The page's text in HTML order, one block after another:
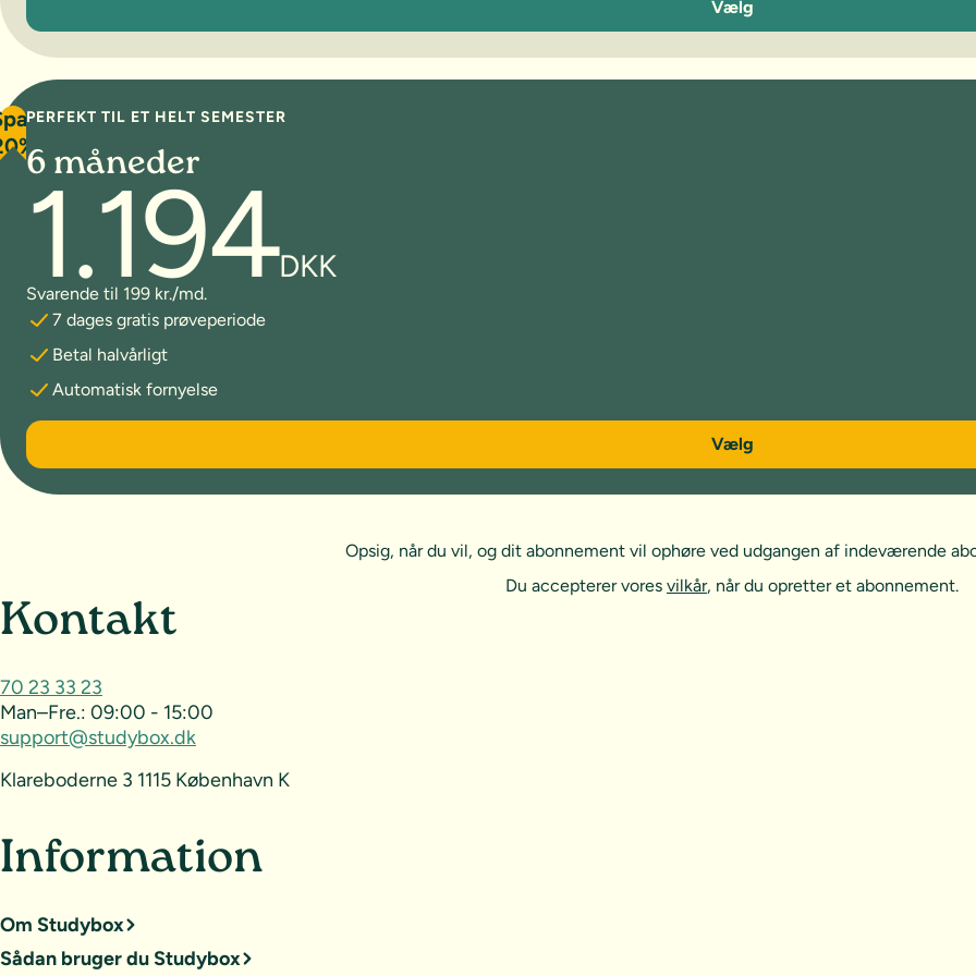
Vælg
PERFEKT TIL ET HELT SEMESTER
6 måneder
1.194DKK
Svarende til 199 kr./md.
7 dages gratis prøveperiode
Betal halvårligt
Automatisk fornyelse
6 måneder
Vælg
Opsig, når du vil, og dit abonnement vil ophøre ved udgangen af indeværende
Du accepterer vores vilkår, når du opretter et abonnement.
Sideoversigt og kontakt
Kontakt
70 23 33 23
Man–Fre.: 09:00 - 15:00
support@studybox.dk
Klareboderne 3 1115 København K
Information
Om Studybox
Sådan bruger du Studybox